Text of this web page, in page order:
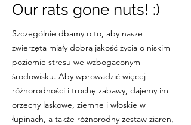
Our rats gone nuts! :)
Szczególnie dbamy o to, aby nasze
zwierzęta miały dobrą jakość życia o niskim
poziomie stresu we wzbogaconym
środowisku. Aby wprowadzić więcej
różnorodności i trochę zabawy, dajemy im
orzechy laskowe, ziemne i włoskie w
łupinach, a także różnorodny zestaw ziaren,